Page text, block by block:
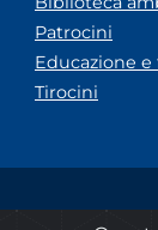
Patrocini
Educazione
Tirocini